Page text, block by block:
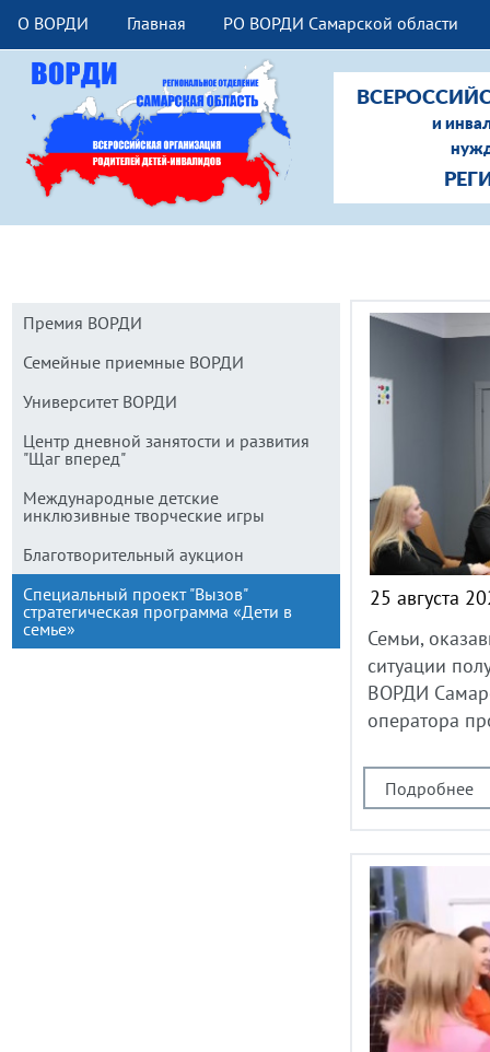
О ВОРДИ Главная РО ВОРДИ Самарской области
и
Премия ВОРДИ
Семейные приемные ВОРДИ
Университет ВОРДИ
Центр дневной занятости и развития
"Щаг вперед"
Международные детские
инклюзивные творческие игры
Благотворительный аукцион
Специальный проект "Вызов"
стратегическая программа «Дети в
семье»
Семьи,
ситуации
ВОРДИ
оператора
Подробнее
25 августа